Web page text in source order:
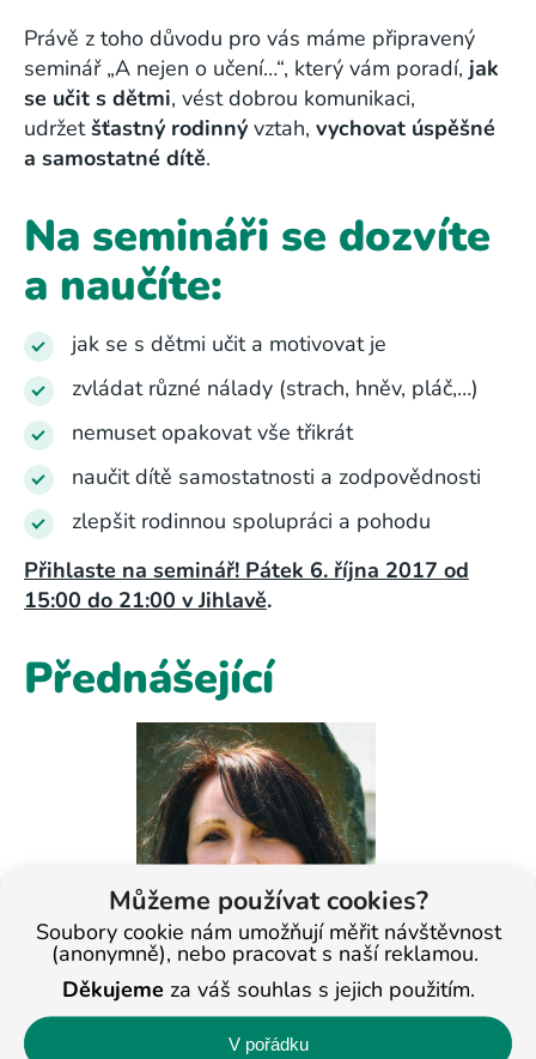
Můžeme používat cookies?
Soubory cookie nám umožňují měřit návštěvnost
(anonymně), nebo pracovat s naší reklamou.
Děkujeme za váš souhlas s jejich použitím.
V pořádku
Právě z toho důvodu pro vás máme připravený
seminář „A nejen o učení…“, který vám poradí, jak
se učit s dětmi, vést dobrou komunikaci,
udržetšťastný rodinný vztah, vychovat úspěšné
a samostatné dítě.
Na semináři se dozvíte
a naučíte:
jak se s dětmi učit a motivovat je
zvládat různé nálady (strach, hněv, pláč,…)
nemuset opakovat vše třikrát
naučit dítě samostatnosti a zodpovědnosti
zlepšit rodinnou spolupráci a pohodu
Přihlaste na seminář! Pátek 6. října 2017 od
15:00 do 21:00 v Jihlavě.
Přednášející